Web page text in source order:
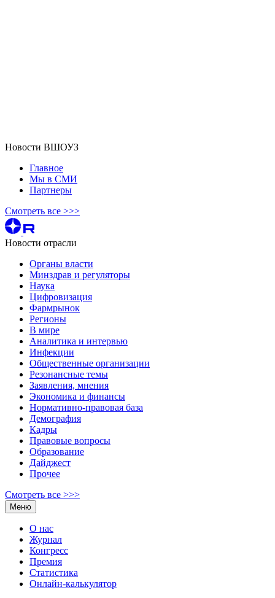
Новости ВШОУЗ
Главное
Мы в СМИ
Партнеры
Смотреть все >>>
Новости отрасли
Органы власти
Минздрав и регуляторы
Наука
Цифровизация
Фармрынок
Регионы
В мире
Аналитика и интервью
Инфекции
Общественные организации
Резонансные темы
Заявления, мнения
Экономика и финансы
Нормативно-правовая база
Демография
Кадры
Правовые вопросы
Образование
Дайджест
Прочее
Смотреть все >>>
Меню
О нас
Журнал
Конгресс
Премия
Статистика
Онлайн-калькулятор